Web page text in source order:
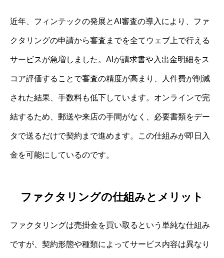
近年、フィンテックの発展とAI審査の導入により、ファ
クタリングの申請から審査までを全てウェブ上で行える
サービスが急増しました。AIが請求書や入出金明細をス
コア評価することで審査の精度が高まり、人件費が削減
された結果、手数料も低下しています。オンラインで完
結するため、郵送や来店の手間がなく、必要書類をデー
タで送るだけで契約まで進めます。この仕組みが即日入
金を可能にしているのです。
ファクタリングの仕組みとメリット
ファクタリングは売掛金を買い取るという単純な仕組み
ですが、契約形態や種類によってサービス内容は異なり